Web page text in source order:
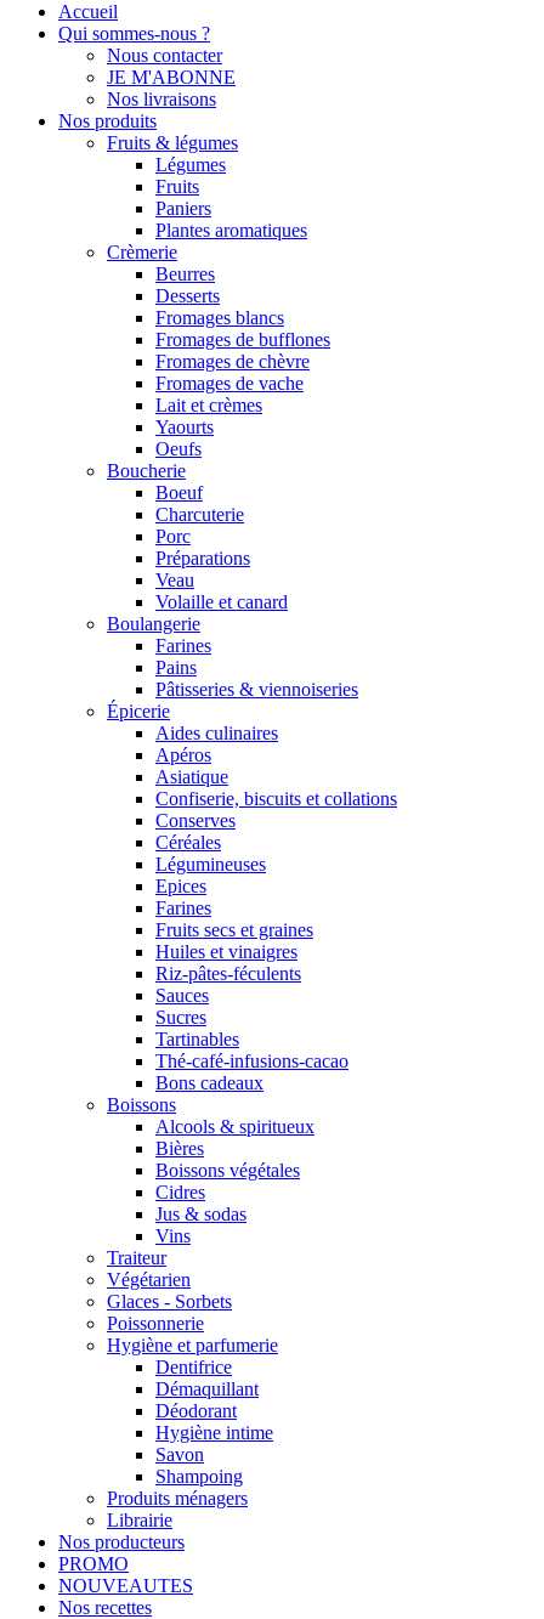
Accueil
Qui sommes-nous ?
Nous contacter
JE M'ABONNE
Nos livraisons
Nos produits
Fruits & légumes
Légumes
Fruits
Paniers
Plantes aromatiques
Crèmerie
Beurres
Desserts
Fromages blancs
Fromages de bufflones
Fromages de chèvre
Fromages de vache
Lait et crèmes
Yaourts
Oeufs
Boucherie
Boeuf
Charcuterie
Porc
Préparations
Veau
Volaille et canard
Boulangerie
Farines
Pains
Pâtisseries & viennoiseries
Épicerie
Aides culinaires
Apéros
Asiatique
Confiserie, biscuits et collations
Conserves
Céréales
Légumineuses
Epices
Farines
Fruits secs et graines
Huiles et vinaigres
Riz-pâtes-féculents
Sauces
Sucres
Tartinables
Thé-café-infusions-cacao
Bons cadeaux
Boissons
Alcools & spiritueux
Bières
Boissons végétales
Cidres
Jus & sodas
Vins
Traiteur
Végétarien
Glaces - Sorbets
Poissonnerie
Hygiène et parfumerie
Dentifrice
Démaquillant
Déodorant
Hygiène intime
Savon
Shampoing
Produits ménagers
Librairie
Nos producteurs
PROMO
NOUVEAUTES
Nos recettes